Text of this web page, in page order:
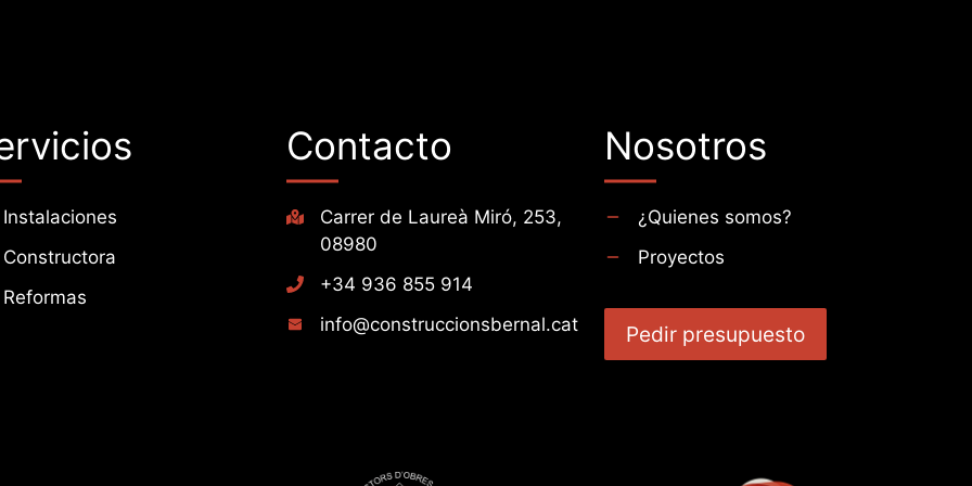
Instalaciones
Constructora
Reformas
Contacto
Carrer de Laureà Miró, 253,
08980
+34 936 855 914
info@construccionsbernal.cat
Nosotros
¿Quienes somos?
Proyectos
Pedir presupuesto